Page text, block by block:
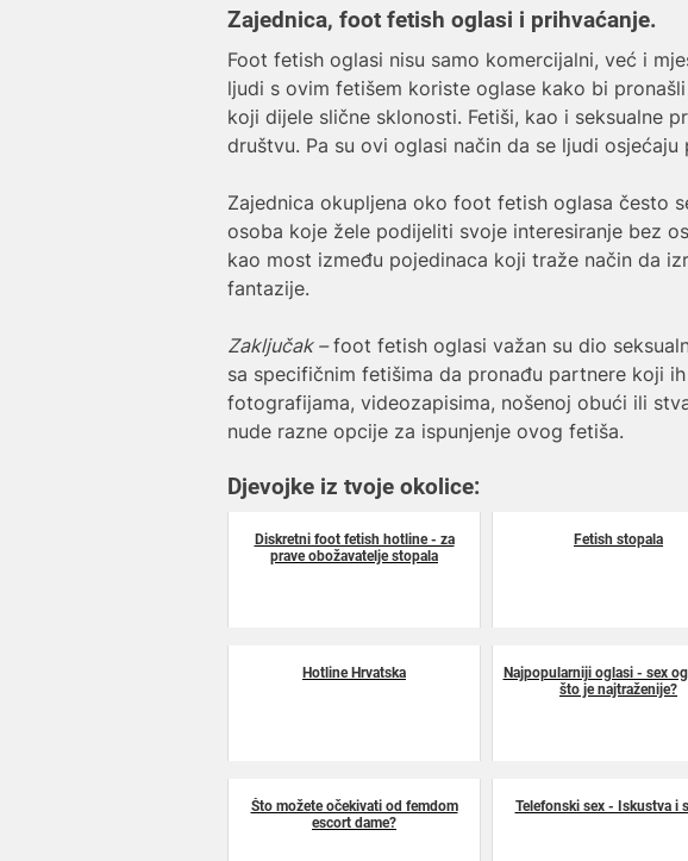
Zajednica, foot fetish oglasi i prihvaćanje.
Foot fetish oglasi nisu samo komercijalni, već i
ljudi s ovim fetišem koriste oglase kako bi
koji dijele slične sklonosti. Fetiši, kao i seksualne
društvu. Pa su ovi oglasi način da se ljudi
Zajednica okupljena oko foot fetish oglasa često
osoba koje žele podijeliti svoje interesiranje bez
kao most između pojedinaca koji traže način da
fantazije.
Zaključak –foot fetish oglasi važan su dio
sa specifičnim fetišima da pronađu partnere koji
fotografijama, videozapisima, nošenoj obući ili
nude razne opcije za ispunjenje ovog fetiša.
Djevojke iz tvoje okolice:
Diskretni foot fetish hotline - za
prave obožavatelje stopala
Fetish stopala
Hotline Hrvatska
Najpopularniji oglasi - sex
što je najtraženije?
Što možete očekivati od femdom
escort dame?
Telefonski sex - Iskustva i